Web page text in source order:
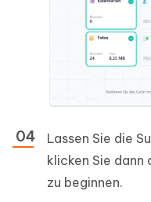
Lassen Sie die
klicken Sie dann
zu beginnen.